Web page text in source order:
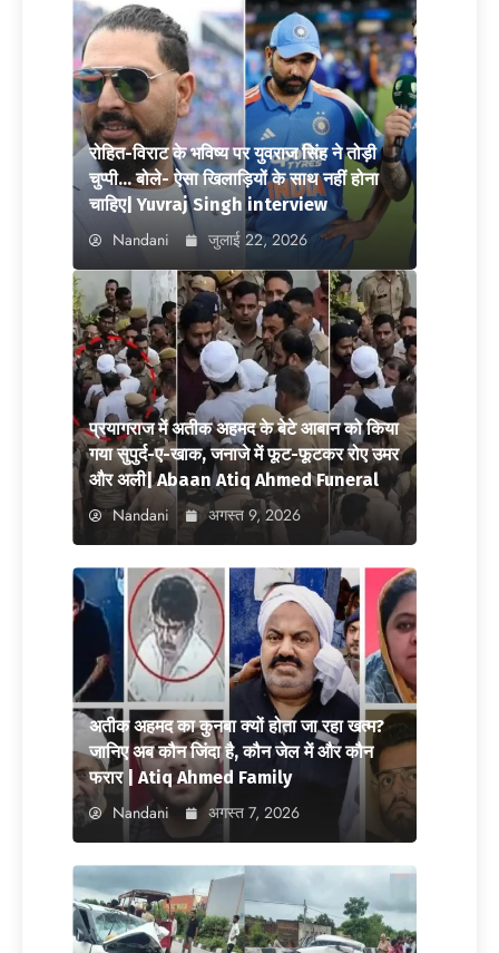
रोहित-विराट के भविष्य पर युवराज सिंह ने तोड़ी
चुप्पी… बोले- ऐसा खिलाड़ियों के साथ नहीं होना
चाहिए| Yuvraj Singh interview
Nandani जुलाई 22, 2026
प्रयागराज में अतीक अहमद के बेटे आबान को किया
गया सुपुर्द-ए-खाक, जनाजे में फूट-फूटकर रोए उमर
और अली| Abaan Atiq Ahmed Funeral
Nandani अगस्त 9, 2026
अतीक अहमद का कुनबा क्यों होता जा रहा खत्म?
जानिए अब कौन जिंदा है, कौन जेल में और कौन
फरार | Atiq Ahmed Family
Nandani अगस्त 7, 2026